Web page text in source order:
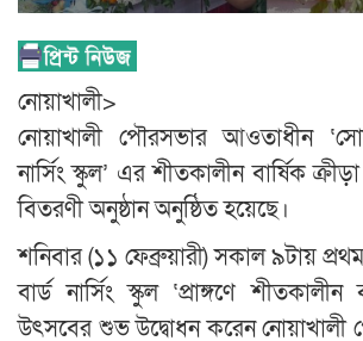
নোয়াখালী>
নোয়াখালী পৌরসভার আওতাধীন
নার্সিং স্কুল’ এর শীতকালীন বার্ষিক
বিতরণী অনুষ্ঠান অনুষ্ঠিত হয়েছে।
শনিবার (১১ ফেব্রুয়ারী) সকাল ৯টায়
বার্ড নার্সিং স্কুল ‘প্রাঙ্গণে
উৎসবের শুভ উদ্বোধন করেন নোয়াখালী